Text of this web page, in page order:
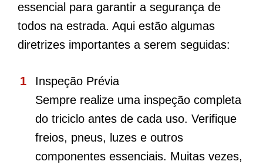
essencial para garantir a segurança de
todos na estrada. Aqui estão algumas
diretrizes importantes a serem seguidas:
Inspeção Prévia
Sempre realize uma inspeção completa
do triciclo antes de cada uso. Verifique
freios, pneus, luzes e outros
componentes essenciais. Muitas vezes,